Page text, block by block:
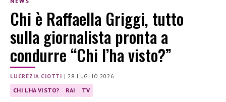
Chi è Raffaella Griggi, tutto
sulla giornalista pronta a
condurre “Chi l’ha visto?”
LUCREZIA CIOTTI |28 LUGLIO 2026
CHI L'HA VISTO? RAI TV